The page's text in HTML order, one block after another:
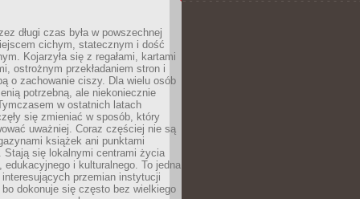
długi czas była w powszechnej
cichym, statecznym i dość
Kojarzyła się z regałami, kartami
ostrożnym przekładaniem stron i
o zachowanie ciszy. Dla wielu osób
potrzebną, ale niekoniecznie
w ostatnich latach
się zmieniać w sposób, który
uważniej. Coraz częściej nie są
książek ani punktami
Stają się lokalnymi centrami życia
edukacyjnego i kulturalnego. To jedna
przemian instytucji
dokonuje się często bez wielkiego